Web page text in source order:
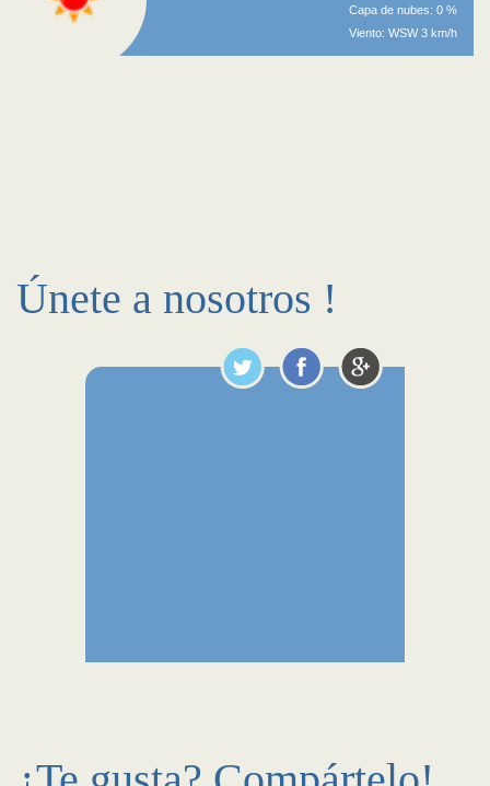
Capa de nubes: 0 %
Viento: WSW 3 km/h
Únete a nosotros !